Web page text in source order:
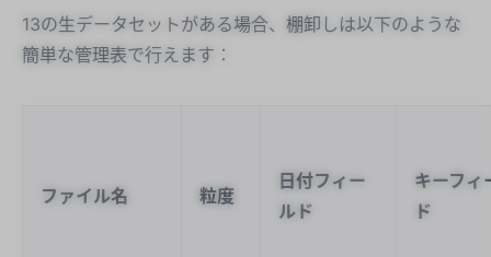
13の生データセットがある場合、棚卸しは以下のような
簡単な管理表で行えます：
ファイル名 粒度
日付フィー
ルド
キーフィ
ド